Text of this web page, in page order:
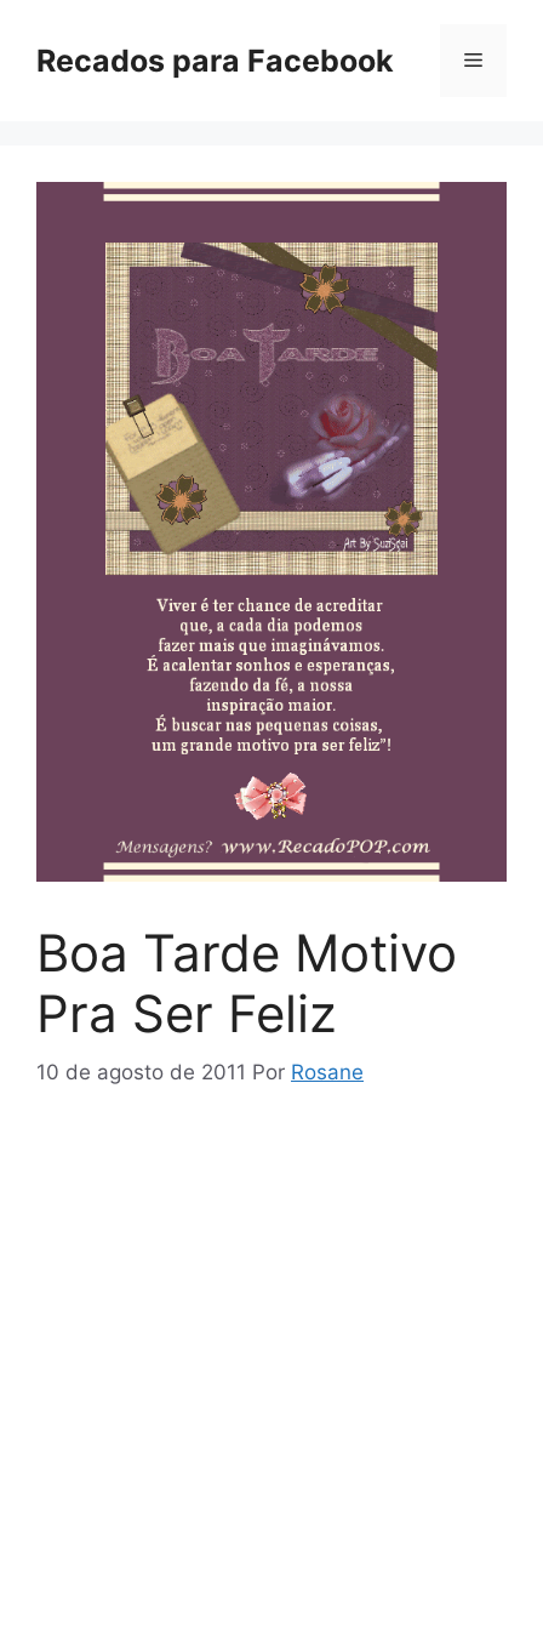
paraRecados para Facebook Menu
Boa Tarde Motivo
Pra Ser Feliz
10 de agosto de 2011 Por Rosane